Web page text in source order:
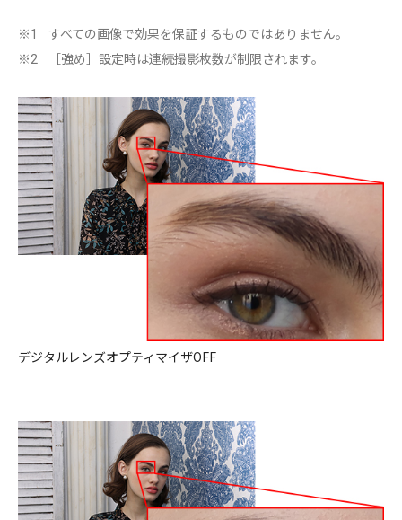
※1 すべての画像で効果を保証するものではありません。
※2 ［強め］設定時は連続撮影枚数が制限されます。
デジタルレンズオプティマイザOFF